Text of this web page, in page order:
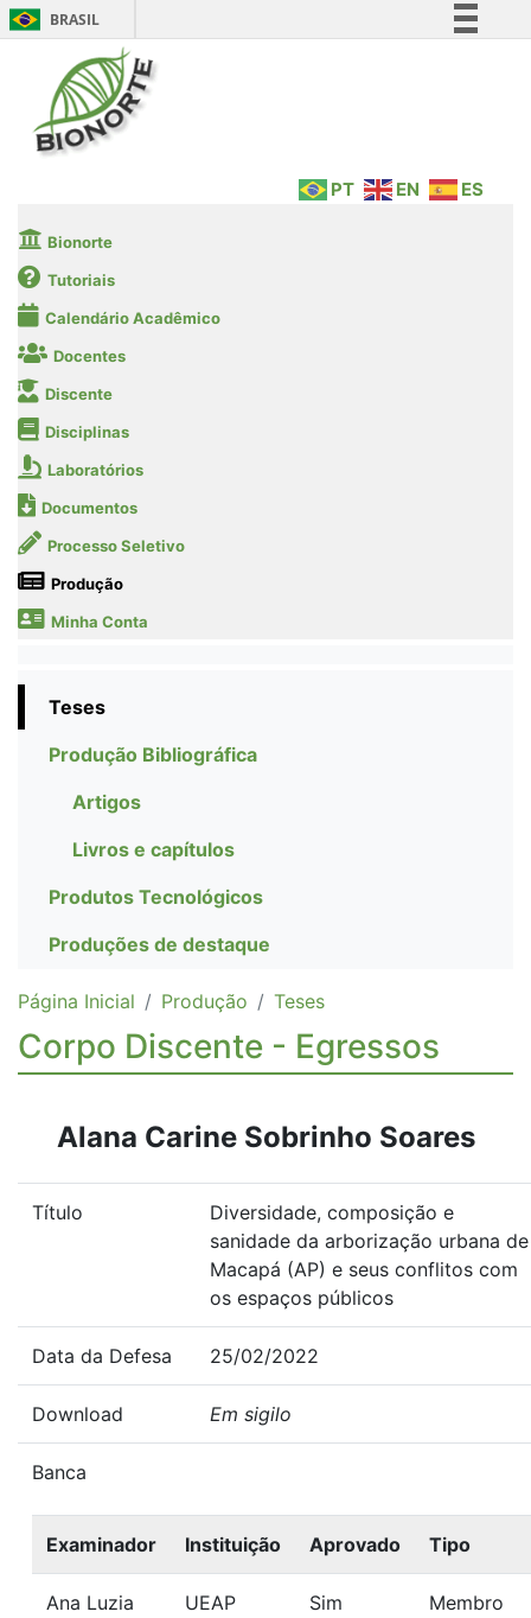
BRASIL
Legislação
PT EN ES
Bionorte
Tutoriais
Calendário Acadêmico
Docentes
Discente
Disciplinas
Laboratórios
Documentos
Processo Seletivo
Produção
Minha Conta
Teses
Produção Bibliográfica
Artigos
Livros e capítulos
Produtos Tecnológicos
Produções de destaque
Página Inicial Produção Teses
Corpo Discente - Egressos
Alana Carine Sobrinho Soares
Título
Diversidade, composição e
sanidade da arborização urbana de
Macapá (AP) e seus conflitos com
os espaços públicos
Data da Defesa 25/02/2022
Download Em sigilo
Banca
Examinador Instituição Aprovado Tipo
Ana Luzia
UEAP Sim Membro